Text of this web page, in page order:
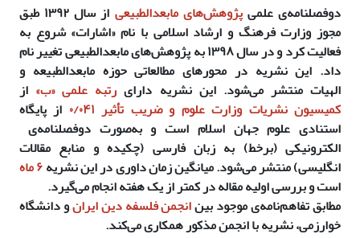
دوفصلنامه‌ی علمیپژوهش‌های مابعدالطبیعی از سال ۱۳۹۲ طبق
مجوز وزارت فرهنگ و ارشاد اسلامی با نام «اشارات» شروع به
فعالیت کرد و در سال۱۳۹۸بهپژوهش‌های مابعدالطبیعیتغییر نام
داد. این نشریه در محورهای مطالعاتی حوزه مابعدالطبیعه و
الهیات منتشر می‌شود. این نشریه دارای رتبه علمی«ب» از
کمیسیون نشریات وزارت علوم و ضریب تأثیر ۰/۰۴۱
از پایگاه
استنادی علوم جهان اسلام است و به‌صورت دوفصلنامه‌ی
الکترونیکی (برخط) به زبان فارسی (چکیده و منابع مقالات
انگلیسی) منتشر می‌شود. میانگین زمان داوری در این نشریه
است و بررسی اولیه مقاله در کمتر از یک هفته انجام می‌گیرد.
مطابق تفاهم‌نامه‌ی موجود بینانجمن فلسفه دین ایرانو دانشگاه
خوارزمی، نشریه با انجمن مذکور همکاری می‌کند.